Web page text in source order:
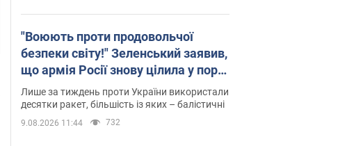
"Воюють проти продовольчої
безпеки світу!" Зеленський заявив,
що армія Росії знову цілила у порт
в Одесі
Лише за тиждень проти України використали
десятки ракет, більшість із яких – балістичні
9.08.2026 11:44 732